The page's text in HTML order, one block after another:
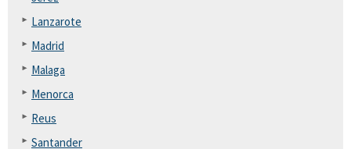
Lanzarote
Madrid
Malaga
Menorca
Reus
Santander